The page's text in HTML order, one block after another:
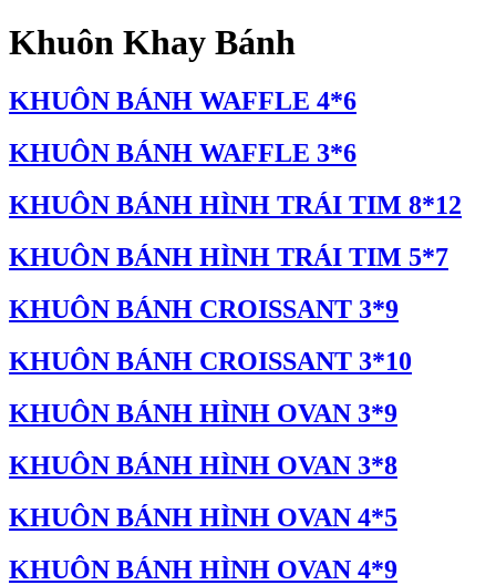
Khuôn Khay Bánh
KHUÔN BÁNH WAFFLE 4*6
KHUÔN BÁNH WAFFLE 3*6
KHUÔN BÁNH HÌNH TRÁI TIM 8*12
KHUÔN BÁNH HÌNH TRÁI TIM 5*7
KHUÔN BÁNH CROISSANT 3*9
KHUÔN BÁNH CROISSANT 3*10
KHUÔN BÁNH HÌNH OVAN 3*9
KHUÔN BÁNH HÌNH OVAN 3*8
KHUÔN BÁNH HÌNH OVAN 4*5
KHUÔN BÁNH HÌNH OVAN 4*9